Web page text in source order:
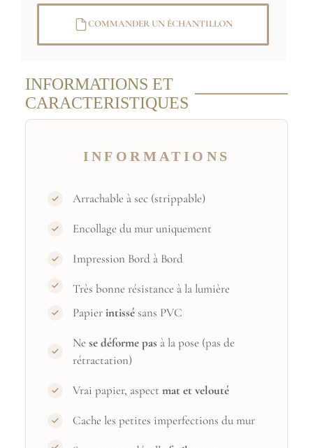
COMMANDER UN ÉCHANTILLON
INFORMATIONS ET
CARACTERISTIQUES
INFORMATIONS
Arrachable à sec (strippable)
Encollage du mur uniquement
Impression Bord à Bord
Très bonne résistance à la lumière
Papierintissésans PVC
Nese déforme pas à la pose (pas de
rétractation)
Vrai papier, aspectmat et velouté
Cache les petites imperfections du mur